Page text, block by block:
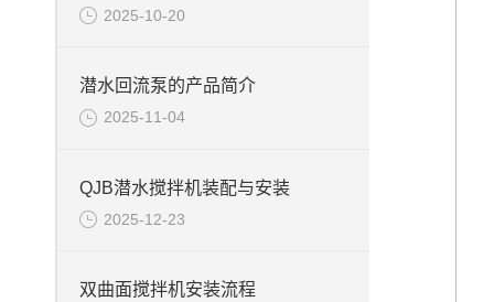
2025-10-20
潜水回流泵的产品简介
2025-11-04
QJB潜水搅拌机装配与安装
2025-12-23
双曲面搅拌机安装流程